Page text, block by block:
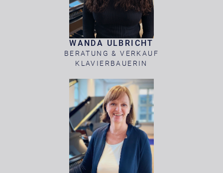
WANDA ULBRICHT
BERATUNG & VERKAUF
KLAVIERBAUERIN